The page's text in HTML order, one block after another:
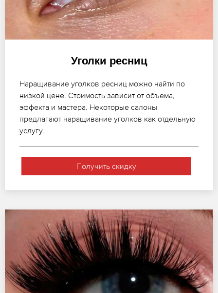
Уголки ресниц
Наращивание уголков ресниц можно найти по
низкой цене. Стоимость зависит от объема,
эффекта и мастера. Некоторые салоны
предлагают наращивание уголков как отдельную
услугу.
Получить скидку